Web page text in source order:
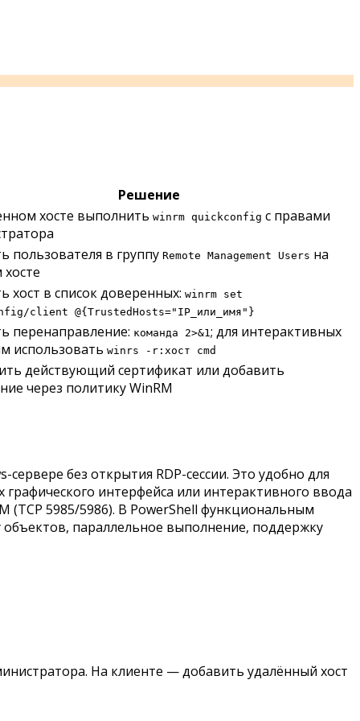
Решение
хосте выполнить winrm quickconfig с правами
пользователя в группу Remote Management Users на
хост в список доверенных: winrm set
client @{TrustedHosts="IP_или_имя"}
перенаправление: команда 2>&1 ; для интерактивных
использовать winrs -r:хост cmd
действующий сертификат или добавить
через политику WinRM
без открытия RDP-сессии. Это удобно для
интерфейса или интерактивного ввода
(TCP 5985/5986). В PowerShell функциональным
параллельное выполнение, поддержку
На клиенте — добавить удалённый хост